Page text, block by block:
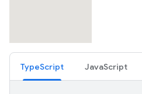
TypeScript JavaScript